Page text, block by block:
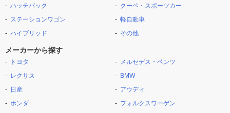
ハッチバック
ステーションワゴン
ハイブリッド
クーペ・スポーツカー
軽自動車
その他
メーカーから探す
トヨタ
レクサス
日産
ホンダ
メルセデス・ベンツ
BMW
アウディ
フォルクスワーゲン